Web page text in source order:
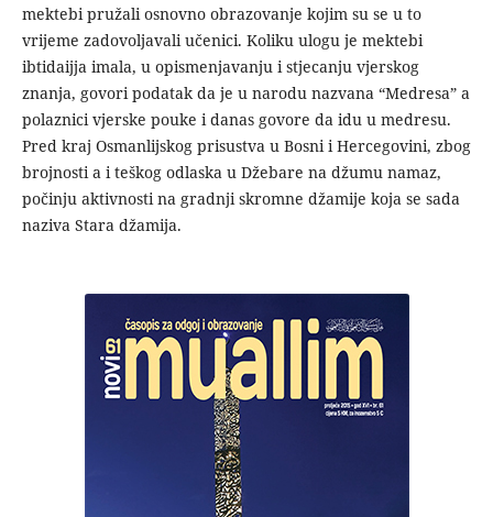
mektebi pružali osnovno obrazovanje kojim su se u to
vrijeme zadovoljavali učenici. Koliku ulogu je mektebi
ibtidaijja imala, u opismenjavanju i stjecanju vjerskog
znanja, govori podatak da je u narodu nazvana “Medresa” a
polaznici vjerske pouke i danas govore da idu u medresu.
Pred kraj Osmanlijskog prisustva u Bosni i Hercegovini, zbog
brojnosti a i teškog odlaska u Džebare na džumu namaz,
počinju aktivnosti na gradnji skromne džamije koja se sada
naziva Stara džamija.